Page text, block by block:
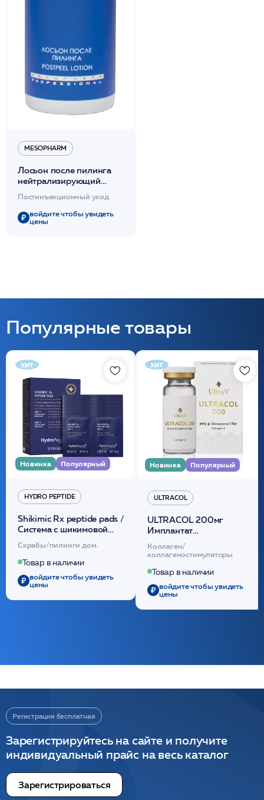
MESOPHARM
Лосьон после пилинга
нейтрализирующий
/FRESH:POSTPEEL
LOTION /MESOPHARM
Постинъекционный уход
войдите чтобы увидеть
цены
Популярные товары
хит
Новинка Популярный
HYDRO PEPTIDE
Shikimic Rx peptide pads /
Cистема с шикимовой
кислотой обновляющая
(30шт) /HP
Скрабы/пилинги дом.
Товар в наличии
войдите чтобы увидеть
цены
хит
Новинка Популярный
ULTRACOL
ULTRACOL 200мг
Имплантат
внутридермальный,
стерильный на основе
полидиоксанона
/ULTRACOL
Коллаген/
коллагеностимуляторы
Товар в наличии
войдите чтобы увидеть
цены
Регистрация бесплатная
Зарегистрируйтесь на сайте и получите
индивидуальный прайс на весь каталог
Зарегистрироваться